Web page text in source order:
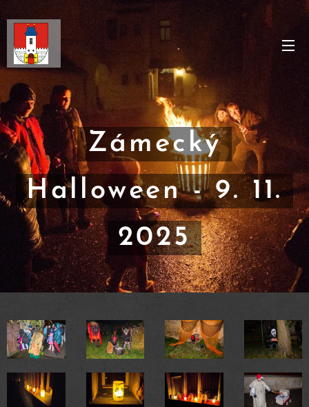
Zámecký
Halloween - 9. 11.
2025